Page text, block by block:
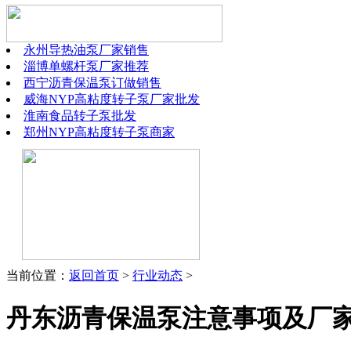
永州导热油泵厂家销售
淄博单螺杆泵厂家推荐
西宁沥青保温泵订做销售
威海NYP高粘度转子泵厂家批发
淮南食品转子泵批发
郑州NYP高粘度转子泵商家
当前位置： 返回首页 > 行业动态 >
丹东沥青保温泵注意事项及厂